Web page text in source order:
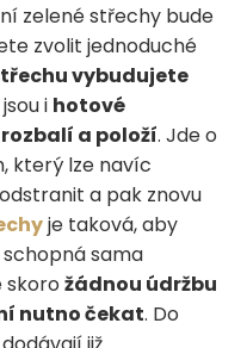
zelené střechy bude
zvolit jednoduché
vybudujete
i hotové
a položí. Jde o
který lze navíc
a pak znovu
je taková, aby
sama
skoro žádnou údržbu
nutno čekat. Do